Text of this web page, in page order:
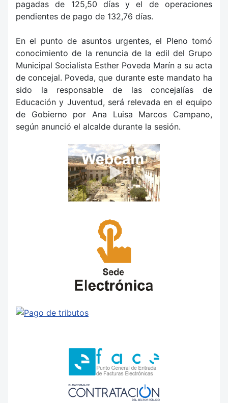
pagadas de 125,50 días y el de operaciones
pendientes de pago de 132,76 días.
En el punto de asuntos urgentes, el Pleno tomó
conocimiento de la renuncia de la edil del Grupo
Municipal Socialista Esther Poveda Marín a su acta
de concejal. Poveda, que durante este mandato ha
sido la responsable de las concejalías de
Educación y Juventud, será relevada en el equipo
de Gobierno por Ana Luisa Marcos Campano,
según anunció el alcalde durante la sesión.